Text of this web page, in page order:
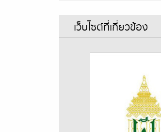
เว็บไซต์ที่เกี่ยวข้อง